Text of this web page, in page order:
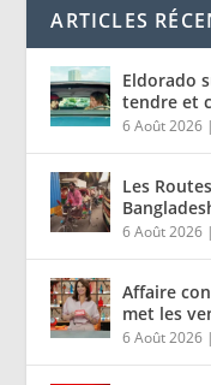
ARTICLES
Eldorado
tendre et
6 Août 2026
Les
6 Août 2026 |
Affaire
met les
6 Août 2026 |